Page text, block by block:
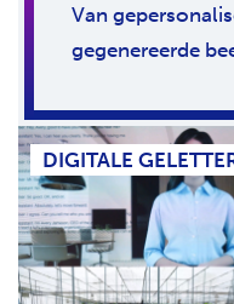
Van
gegenereerde
DIGITALE